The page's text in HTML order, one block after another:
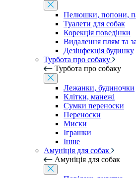
Пелюшки, попони,
Туалети для собак
Корекція поведінки
Видалення плям та
Дезінфекція будинку
Турбота про собаку
Турбота про собаку
Лежанки, будиночки
Клітки, манежі
Сумки переноски
Переноски
Миски
Іграшки
Інше
Амуніція для собак
Амуніція для собак